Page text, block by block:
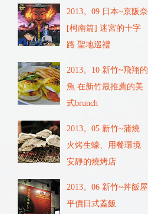
2013。09 日本~京阪奈
[柯南篇] 迷宮的十字
路 聖地巡禮
2013。10 新竹~飛翔的
魚 在新竹最推薦的美
式brunch
2013。05 新竹~蒲燒
火烤生蠔、用餐環境
安靜的燒烤店
2013。06 新竹~丼飯屋
平價日式蓋飯